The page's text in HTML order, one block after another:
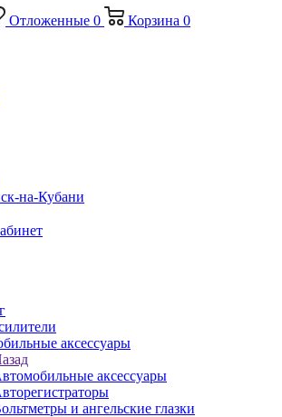
Отложенные 0 Корзина 0
на-Кубани
аксессуары
аксессуары
и ангельские глазки